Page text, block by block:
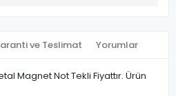
ve Teslimat Yorumlar
Magnet Not Tekli Fiyattır. Ürün